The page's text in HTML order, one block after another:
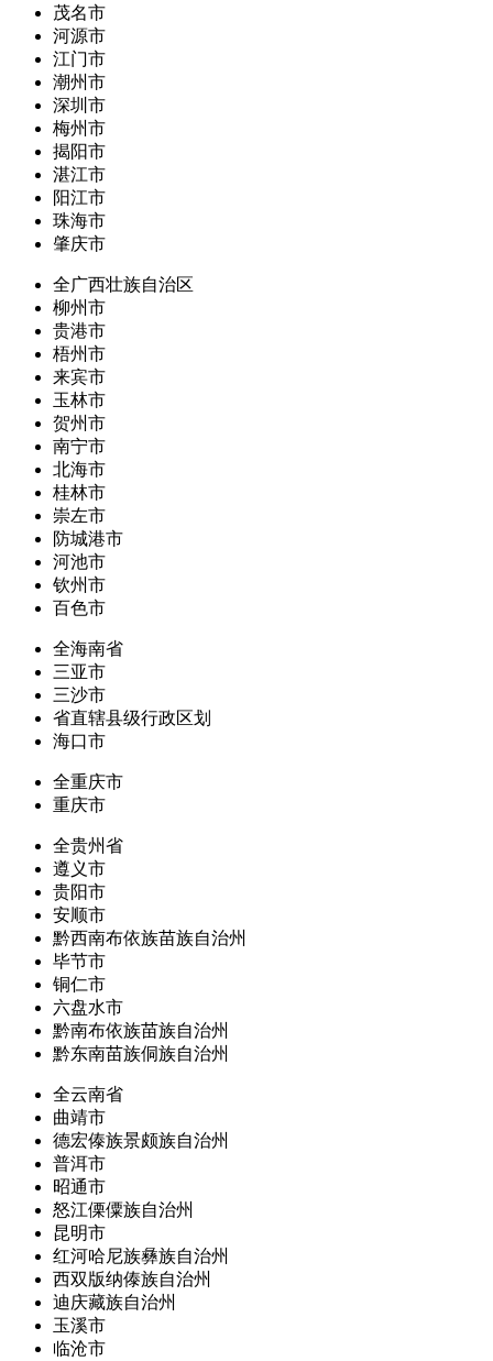
茂名市
河源市
江门市
潮州市
深圳市
梅州市
揭阳市
湛江市
阳江市
珠海市
肇庆市
全广西壮族自治区
柳州市
贵港市
梧州市
来宾市
玉林市
贺州市
南宁市
北海市
桂林市
崇左市
防城港市
河池市
钦州市
百色市
全海南省
三亚市
三沙市
省直辖县级行政区划
海口市
全重庆市
重庆市
全贵州省
遵义市
贵阳市
安顺市
黔西南布依族苗族自治州
毕节市
铜仁市
六盘水市
黔南布依族苗族自治州
黔东南苗族侗族自治州
全云南省
曲靖市
德宏傣族景颇族自治州
普洱市
昭通市
怒江傈僳族自治州
昆明市
红河哈尼族彝族自治州
西双版纳傣族自治州
迪庆藏族自治州
玉溪市
临沧市